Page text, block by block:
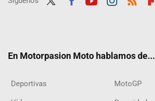
En Motorpasion Moto hablamos de...
Deportivas MotoGP